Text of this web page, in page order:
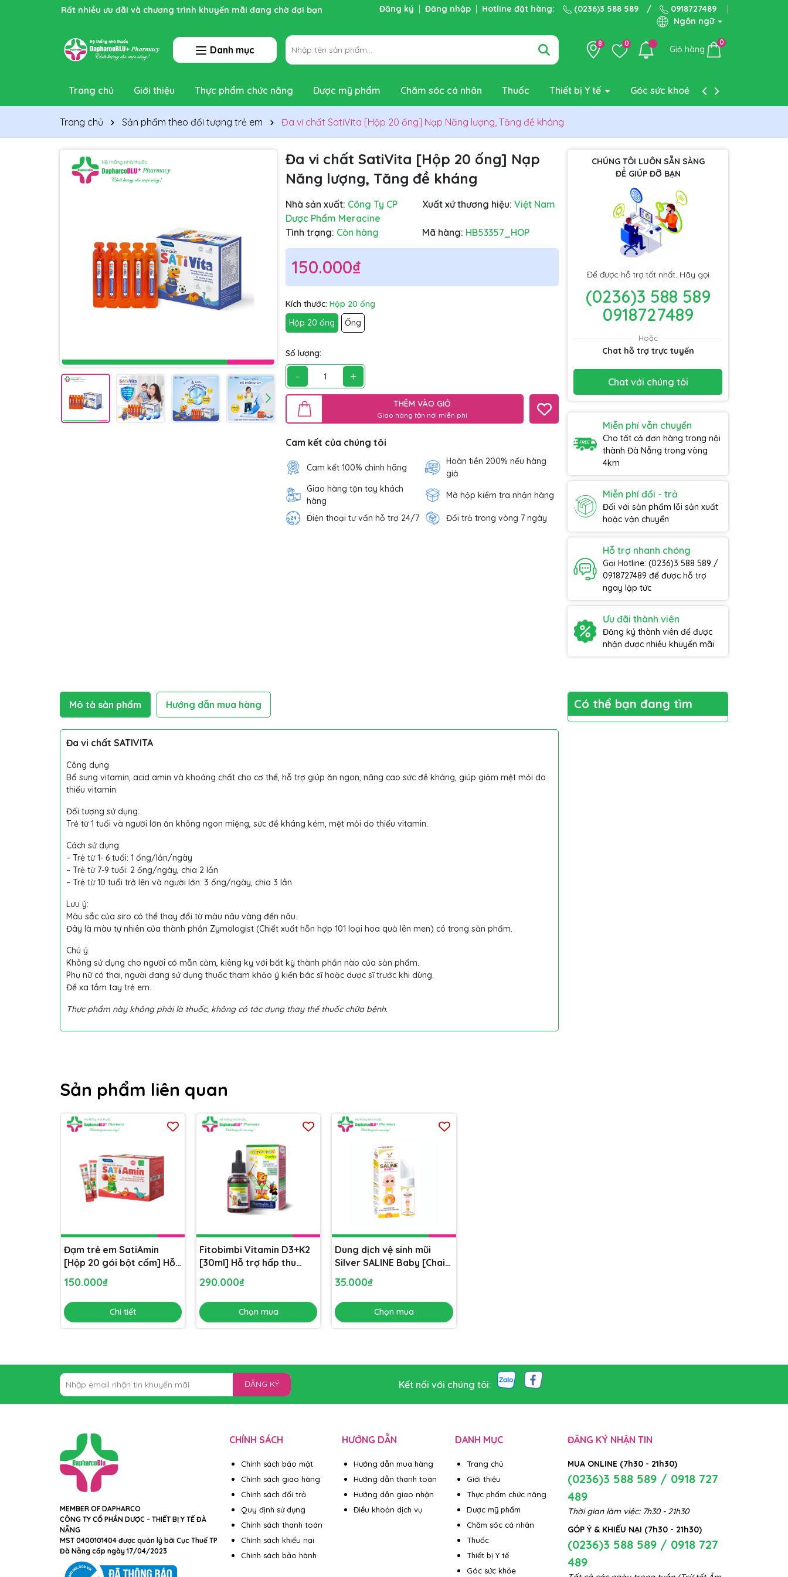
Rất nhiều ưu đãi và chương trình khuyến mãi đang chờ đợi bạn Đăng ký Đăng nhập Hotline đặt hàng: (0236)3 588 589 /
0918727489
Ngôn ngữ
Danh mục
8 0
Giỏ hàng
0
Trang chủ Giới thiệu Thực phẩm chức năng Dược mỹ phẩm Chăm sóc cá nhân Thuốc Thiết bị Y tế Góc sức khoẻ Liên hệ
Trang chủ Sản phẩm theo đối tượng trẻ em Đa vi chất SatiVita [Hộp 20 ống] Nạp Năng lượng, Tăng đề kháng
Đa vi chất SatiVita [Hộp 20 ống] Nạp
Năng lượng, Tăng đề kháng
Nhà sản xuất: Công Ty CP
Dược Phẩm Meracine
Xuất xứ thương hiệu: Việt Nam
Tình trạng: Còn hàng Mã hàng: HB53357_HOP
150.000₫
Kích thước: Hộp 20 ống
Hộp 20 ống
Ống
Số lượng:
- +
THÊM VÀO GIỎ
Giao hàng tận nơi miễn phí
Cam kết của chúng tôi
Cam kết 100% chính hãng
Hoàn tiền 200% nếu hàng
giả
Giao hàng tận tay khách
hàng
Mở hộp kiểm tra nhận hàng
Điện thoại tư vấn hỗ trợ 24/7 Đổi trả trong vòng 7 ngày
CHÚNG TÔI LUÔN SẴN SÀNG
ĐỂ GIÚP ĐỠ BẠN
Để được hỗ trợ tốt nhất. Hãy gọi
(0236)3 588 589
0918727489
Hoặc
Chat hỗ trợ trực tuyến
Chat với chúng tôi
Miễn phí vẫn chuyển
Cho tất cả đơn hàng trong nội
thành Đà Nẵng trong vòng
4km
Miễn phí đổi - trả
Đối với sản phẩm lỗi sản xuất
hoặc vận chuyển
Hỗ trợ nhanh chóng
Gọi Hotline: (0236)3 588 589 /
0918727489 để được hỗ trợ
ngay lập tức
Ưu đãi thành viên
Đăng ký thành viên để được
nhận được nhiều khuyến mãi
Mô tả sản phẩm Hướng dẫn mua hàng
Đa vi chất SATIVITA
Công dụng
Bổ sung vitamin, acid amin và khoáng chất cho cơ thể, hỗ trợ giúp ăn ngon, nâng cao sức đề kháng, giúp giảm mệt mỏi do
thiếu vitamin.
Đối tượng sử dụng:
Trẻ từ 1 tuổi và người lớn ăn không ngon miệng, sức đề kháng kém, mệt mỏi do thiếu vitamin.
Cách sử dụng:
– Trẻ từ 1- 6 tuổi: 1 ống/lần/ngày
– Trẻ từ 7-9 tuổi: 2 ống/ngày, chia 2 lần
– Trẻ từ 10 tuổi trở lên và người lớn: 3 ống/ngày, chia 3 lần
Lưu ý:
Màu sắc của siro có thể thay đổi từ màu nâu vàng đến nâu.
Đây là màu tự nhiên của thành phần Zymologist (Chiết xuất hỗn hợp 101 loại hoa quả lên men) có trong sản phẩm.
Chú ý:
Không sử dụng cho người có mẫn cảm, kiêng kỵ với bất kỳ thành phần nào của sản phẩm.
Phụ nữ có thai, người đang sử dụng thuốc tham khảo ý kiến bác sĩ hoặc dược sĩ trước khi dùng.
Để xa tầm tay trẻ em.
Thực phẩm này không phải là thuốc, không có tác dụng thay thế thuốc chữa bệnh.
Có thể bạn đang tìm
Sản phẩm liên quan
Đạm trẻ em SatiAmin
[Hộp 20 gói bột cốm] Hỗ
trợ bé ăn ngon miệng
150.000₫
Chi tiết
Fitobimbi Vitamin D3+K2
[30ml] Hỗ trợ hấp thu
canxi cho trẻ
290.000₫
Chọn mua
Dung dịch vệ sinh mũi
Silver SALINE Baby [Chai
xịt 70ml] An toàn cho trẻ
từ 6 tháng tuổi
35.000₫
Chọn mua
ĐĂNG KÝ Kết nối với chúng tôi:
MEMBER OF DAPHARCO
CÔNG TY CỔ PHẦN DƯỢC - THIẾT BỊ Y TẾ ĐÀ
NẴNG
MST 0400101404 được quản lý bởi Cục Thuế TP
Đà Nẵng cấp ngày 17/04/2023
CHÍNH SÁCH
Chính sách bảo mật
Chính sách giao hàng
Chính sách đổi trả
Quy định sử dụng
Chính sách thanh toán
Chính sách khiếu nại
Chính sách bảo hành
HƯỚNG DẪN
Hướng dẫn mua hàng
Hướng dẫn thanh toán
Hướng dẫn giao nhận
Điều khoản dịch vụ
DANH MỤC
Trang chủ
Giới thiệu
Thực phẩm chức năng
Dược mỹ phẩm
Chăm sóc cá nhân
Thuốc
Thiết bị Y tế
Góc sức khỏe
ĐĂNG KÝ NHẬN TIN
MUA ONLINE (7h30 - 21h30)
(0236)3 588 589 / 0918 727
489
Thời gian làm việc: 7h30 - 21h30
GÓP Ý & KHIẾU NẠI (7h30 - 21h30)
(0236)3 588 589 / 0918 727
489